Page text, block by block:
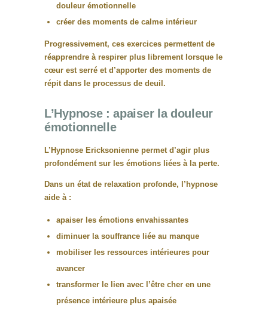
douleur émotionnelle
créer des moments de calme intérieur
Progressivement, ces exercices permettent de
réapprendre à respirer plus librement lorsque le
cœur est serré et d’apporter des moments de
répit dans le processus de deuil.
L’Hypnose : apaiser la douleur
émotionnelle
L’ Hypnose Ericksonienne permet d’agir plus
profondément sur les émotions liées à la perte.
Dans un état de relaxation profonde, l’hypnose
aide à :
apaiser les émotions envahissantes
diminuer la souffrance liée au manque
mobiliser les ressources intérieures pour
avancer
transformer le lien avec l’être cher en une
présence intérieure plus apaisée